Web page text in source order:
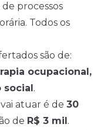
de processos
Todos os
são de:
ocupacional,
social.
atuar é de 30
de R$ 3 mil.